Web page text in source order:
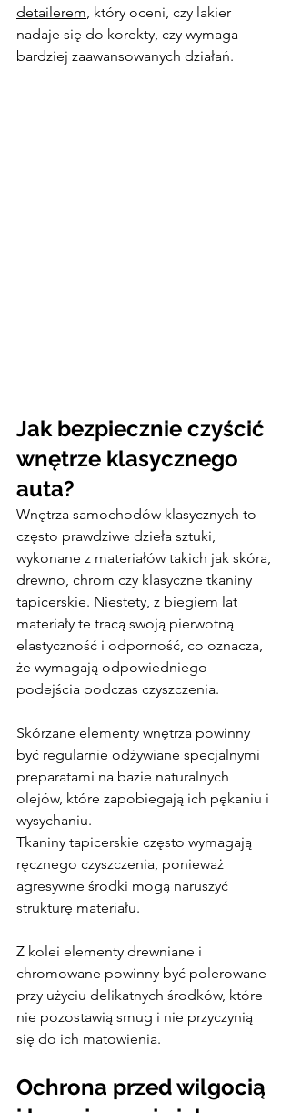
detailerem , który oceni, czy lakier
nadaje się do korekty, czy wymaga
bardziej zaawansowanych działań.
Jak bezpiecznie czyścić
wnętrze klasycznego
auta?
Wnętrza samochodów klasycznych to
często prawdziwe dzieła sztuki,
wykonane z materiałów takich jak skóra,
drewno, chrom czy klasyczne tkaniny
tapicerskie. Niestety, z biegiem lat
materiały te tracą swoją pierwotną
elastyczność i odporność, co oznacza,
że wymagają odpowiedniego
podejścia podczas czyszczenia.
Skórzane elementy wnętrza powinny
być regularnie odżywiane specjalnymi
preparatami na bazie naturalnych
olejów, które zapobiegają ich pękaniu i
wysychaniu.
Tkaniny tapicerskie często wymagają
ręcznego czyszczenia, ponieważ
agresywne środki mogą naruszyć
strukturę materiału.
Z kolei elementy drewniane i
chromowane powinny być polerowane
przy użyciu delikatnych środków, które
nie pozostawią smug i nie przyczynią
się do ich matowienia.
Ochrona przed wilgocią